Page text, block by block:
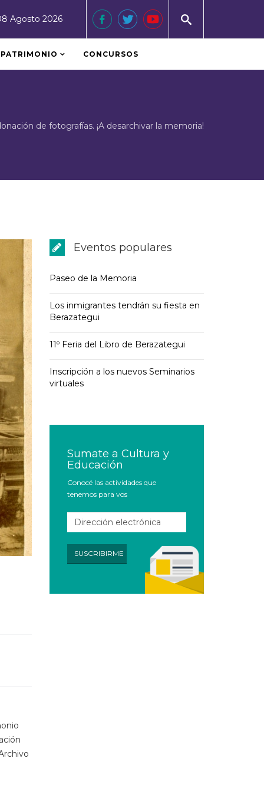
Agosto 2026
PATRIMONIO CONCURSOS
de fotografías. ¡A desarchivar la memoria!
Eventos populares
Paseo de la Memoria
Los inmigrantes tendrán su fiesta en
Berazategui
11º Feria del Libro de Berazategui
Inscripción a los nuevos Seminarios
virtuales
Sumate a Cultura y
Educación
Conocé las actividades que
tenemos para vos